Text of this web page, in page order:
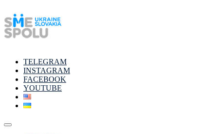
TELEGRAM
INSTAGRAM
FACEBOOK
YOUTUBE